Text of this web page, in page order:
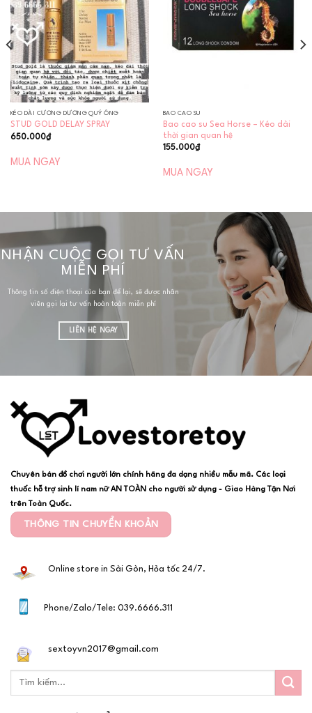
wishlist
KÉO DÀI CƯƠNG DƯƠNG QUÝ ÔNG
STUD GOLD DELAY SPRAY
650.000₫
MUA NGAY
BAO CAO SU
Bao cao su Sea Horse – Kéo dài
thời gian quan hệ
155.000₫
MUA NGAY
NHẬN CUỘC GỌI TƯ VẤN
MIỄN PHÍ
Thông tin số điện thoại của bạn để lại, sẽ được nhân
viên gọi lại tư vấn hoàn toàn miễn phí
LIÊN HỆ NGAY
Chuyên bán đồ chơi người lớn chính hãng đa dạng nhiều mẫu mã. Các loại
thuốc hỗ trợ sinh lí nam nữ AN TOÀN cho người sử dụng - Giao Hàng Tận Nơi
trên Toàn Quốc.
THÔNG TIN CHUYỂN KHOẢN
Online store in Sài Gòn, Hỏa tốc 24/7.
Phone/Zalo/Tele: 039.6666.311
sextoyvn2017@gmail.com